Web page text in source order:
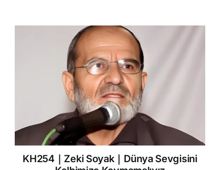
KH254｜Zeki Soyak｜Dünya Sevgisini